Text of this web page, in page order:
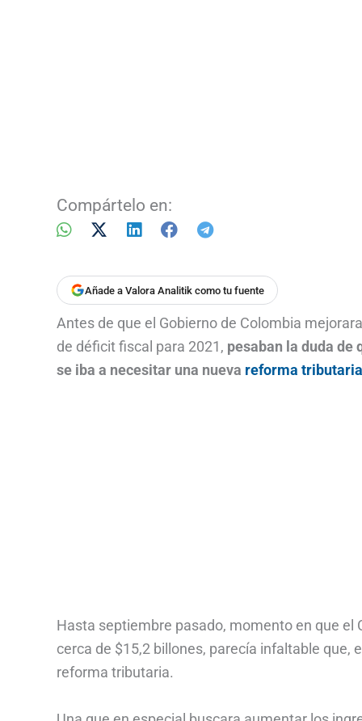
Compártelo en:
Añade a Valora Analitik como tu fuente
Antes de que el Gobierno de Colombia
de déficit fiscal para 2021, pesaban la duda de
se iba a necesitar una nueva reforma
Hasta septiembre pasado, momento en que el
cerca de $15,2 billones, parecía infaltable que,
reforma tributaria.